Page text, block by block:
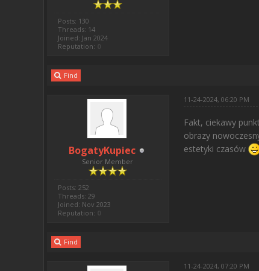
Posts: 130
Threads: 14
Joined: Jan 2024
Reputation: 0
Find
BogatyKupiec
Senior Member
Posts: 252
Threads: 29
Joined: Nov 2023
Reputation: 0
11-24-2024, 06:20 PM
Fakt, ciekawy
obrazy
estetyki czasów
Find
11-24-2024, 07:20 PM